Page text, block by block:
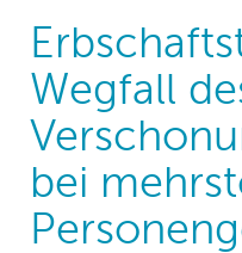
Wegfall
bei